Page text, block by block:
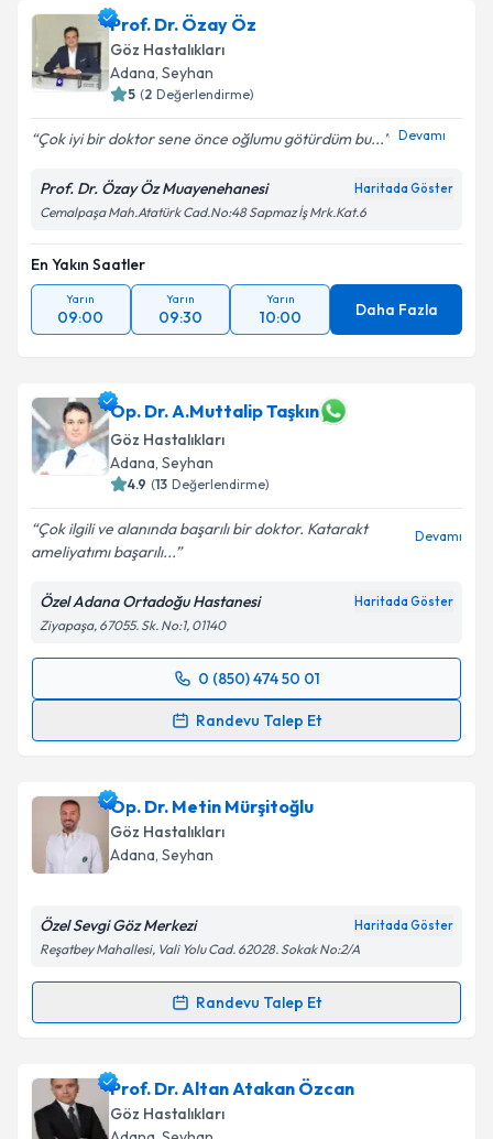
Prof. Dr. Özay Öz
Göz Hastalıkları
Adana, Seyhan
5 (2 Değerlendirme)
Çok iyi bir doktor sene önce oğlumu götürdüm bu... Devamı
Prof. Dr. Özay Öz Muayenehanesi Haritada Göster
Cemalpaşa Mah.Atatürk Cad.No:48 Sapmaz İş Mrk.Kat.6
En Yakın Saatler
Yarın
09:00
Yarın
09:30
Yarın
10:00 Daha Fazla
Op. Dr. A.Muttalip Taşkın
Göz Hastalıkları
Adana, Seyhan
4.9 (13 Değerlendirme)
Çok ilgili ve alanında başarılı bir doktor. Katarakt
ameliyatımı başarılı...
Devamı
Özel Adana Ortadoğu Hastanesi Haritada Göster
Ziyapaşa, 67055. Sk. No:1, 01140
0 (850) 474 50 01
Randevu Talep Et
Randevu Takvimi Talebi
takvim hazırlandığında e-posta ile bilgilendireceğiz.
E-posta Adresiniz
Kişisel verilerimin işlenmesine ilişkinAydınlatma
Metni'ni okudum ve kişisel verilerimin belirtilen
kapsamda işlenmesini kabul ediyorum.
Op. Dr. Metin Mürşitoğlu
Göz Hastalıkları
Adana, Seyhan
Özel Sevgi Göz Merkezi Haritada Göster
Reşatbey Mahallesi, Vali Yolu Cad. 62028. Sokak No:2/A
Randevu Talep Et
Randevu Takvimi Talebi
Op. Dr. Metin Mürşitoğluiçin randevu takvimi talebi
oluşturun. Size bu uzmandan randevu almanız için bir
takvim hazırlandığında e-posta ile bilgilendireceğiz.
Prof. Dr. Altan Atakan Özcan
Göz Hastalıkları